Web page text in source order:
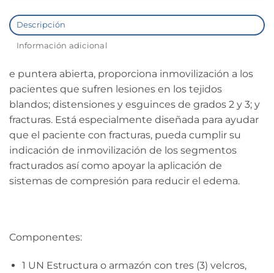
Descripción
Información adicional
e puntera abierta, proporciona inmovilización a los
pacientes que sufren lesiones en los tejidos
blandos; distensiones y esguinces de grados 2 y 3; y
fracturas. Está especialmente diseñada para ayudar
que el paciente con fracturas, pueda cumplir su
indicación de inmovilización de los segmentos
fracturados así como apoyar la aplicación de
sistemas de compresión para reducir el edema.
Componentes:
1 UN Estructura o armazón con tres (3) velcros,